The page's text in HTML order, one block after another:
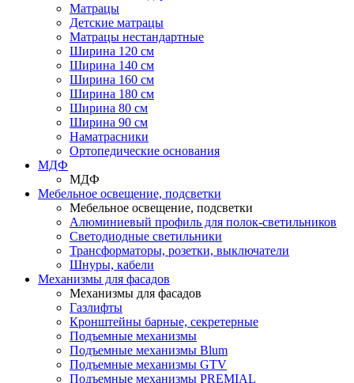
Матрацы
Детские матрацы
Матрацы нестандартные
Ширина 120 см
Ширина 140 см
Ширина 160 см
Ширина 180 см
Ширина 80 см
Ширина 90 см
Наматрасники
Ортопедические основания
МДФ
МДФ
Мебельное освещение, подсветки
Мебельное освещение, подсветки
Алюминиевый профиль для полок-светильников
Светодиодные светильники
Трансформаторы, розетки, выключатели
Шнуры, кабели
Механизмы для фасадов
Механизмы для фасадов
Газлифты
Кронштейны барные, секретерные
Подъемные механизмы
Подъемные механизмы Blum
Подъемные механизмы GTV
Подъемные механизмы PREMIAL